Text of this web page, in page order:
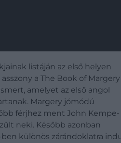
listáján az első helyen
asszony a The Book of Margery
amelyet az első angol
Margery jómódú
férjhez ment John Kempe-
neki. Később azonban
ben különös zárándoklatra